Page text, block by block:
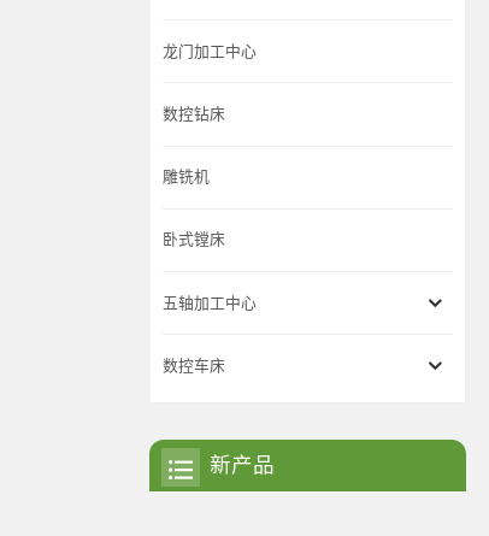
龙门加工中心
数控钻床
雕铣机
卧式镗床
五轴加工中心
数控车床
新产品